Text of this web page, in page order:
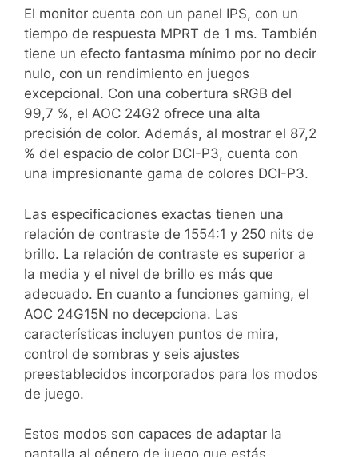
El monitor cuenta con un panel IPS, con un
tiempo de respuesta MPRT de 1 ms. También
tiene un efecto fantasma mínimo por no decir
nulo, con un rendimiento en juegos
excepcional. Con una cobertura sRGB del
99,7 %, el AOC 24G2 ofrece una alta
precisión de color. Además, al mostrar el 87,2
% del espacio de color DCI-P3, cuenta con
una impresionante gama de colores DCI-P3.
Las especificaciones exactas tienen una
relación de contraste de 1554:1 y 250 nits de
brillo. La relación de contraste es superior a
la media y el nivel de brillo es más que
adecuado. En cuanto a funciones gaming, el
AOC 24G15N no decepciona. Las
características incluyen puntos de mira,
control de sombras y seis ajustes
preestablecidos incorporados para los modos
de juego.
Estos modos son capaces de adaptar la